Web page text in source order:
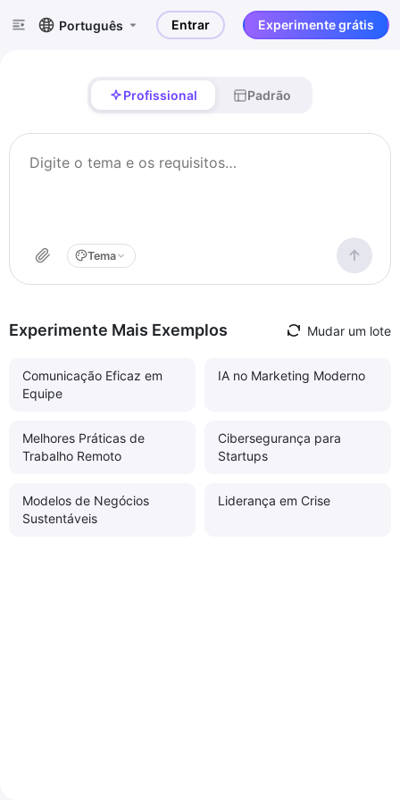
Português Entrar Experimente grátis
Profissional Padrão
Tema
Experimente Mais Exemplos Mudar um lote
Comunicação Eficaz em
Equipe
IA no Marketing Moderno
Melhores Práticas de
Trabalho Remoto
Cibersegurança para
Startups
Modelos de Negócios
Sustentáveis
Liderança em Crise